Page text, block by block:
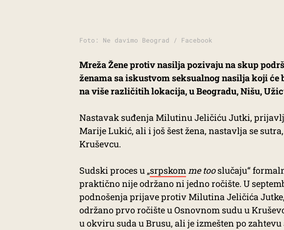
Foto: Ne davimo Beograd / Facebook
Mreža Žene protiv nasilja pozivaju na skup
ženama sa iskustvom seksualnog nasilja koji
na više različitih lokacija, u Beogradu, Nišu,
Nastavak suđenja Milutinu Jeličiću Jutki,
Marije Lukić, ali i još šest žena, nastavlja se
Kruševcu.
Sudski proces u „srpskomme tooslučaju“
praktično nije održano ni jedno ročište. U
podnošenja prijave protiv Milutina Jeličića
održano prvo ročište u Osnovnom sudu u
u okviru suda u Brusu, ali je izmešten po